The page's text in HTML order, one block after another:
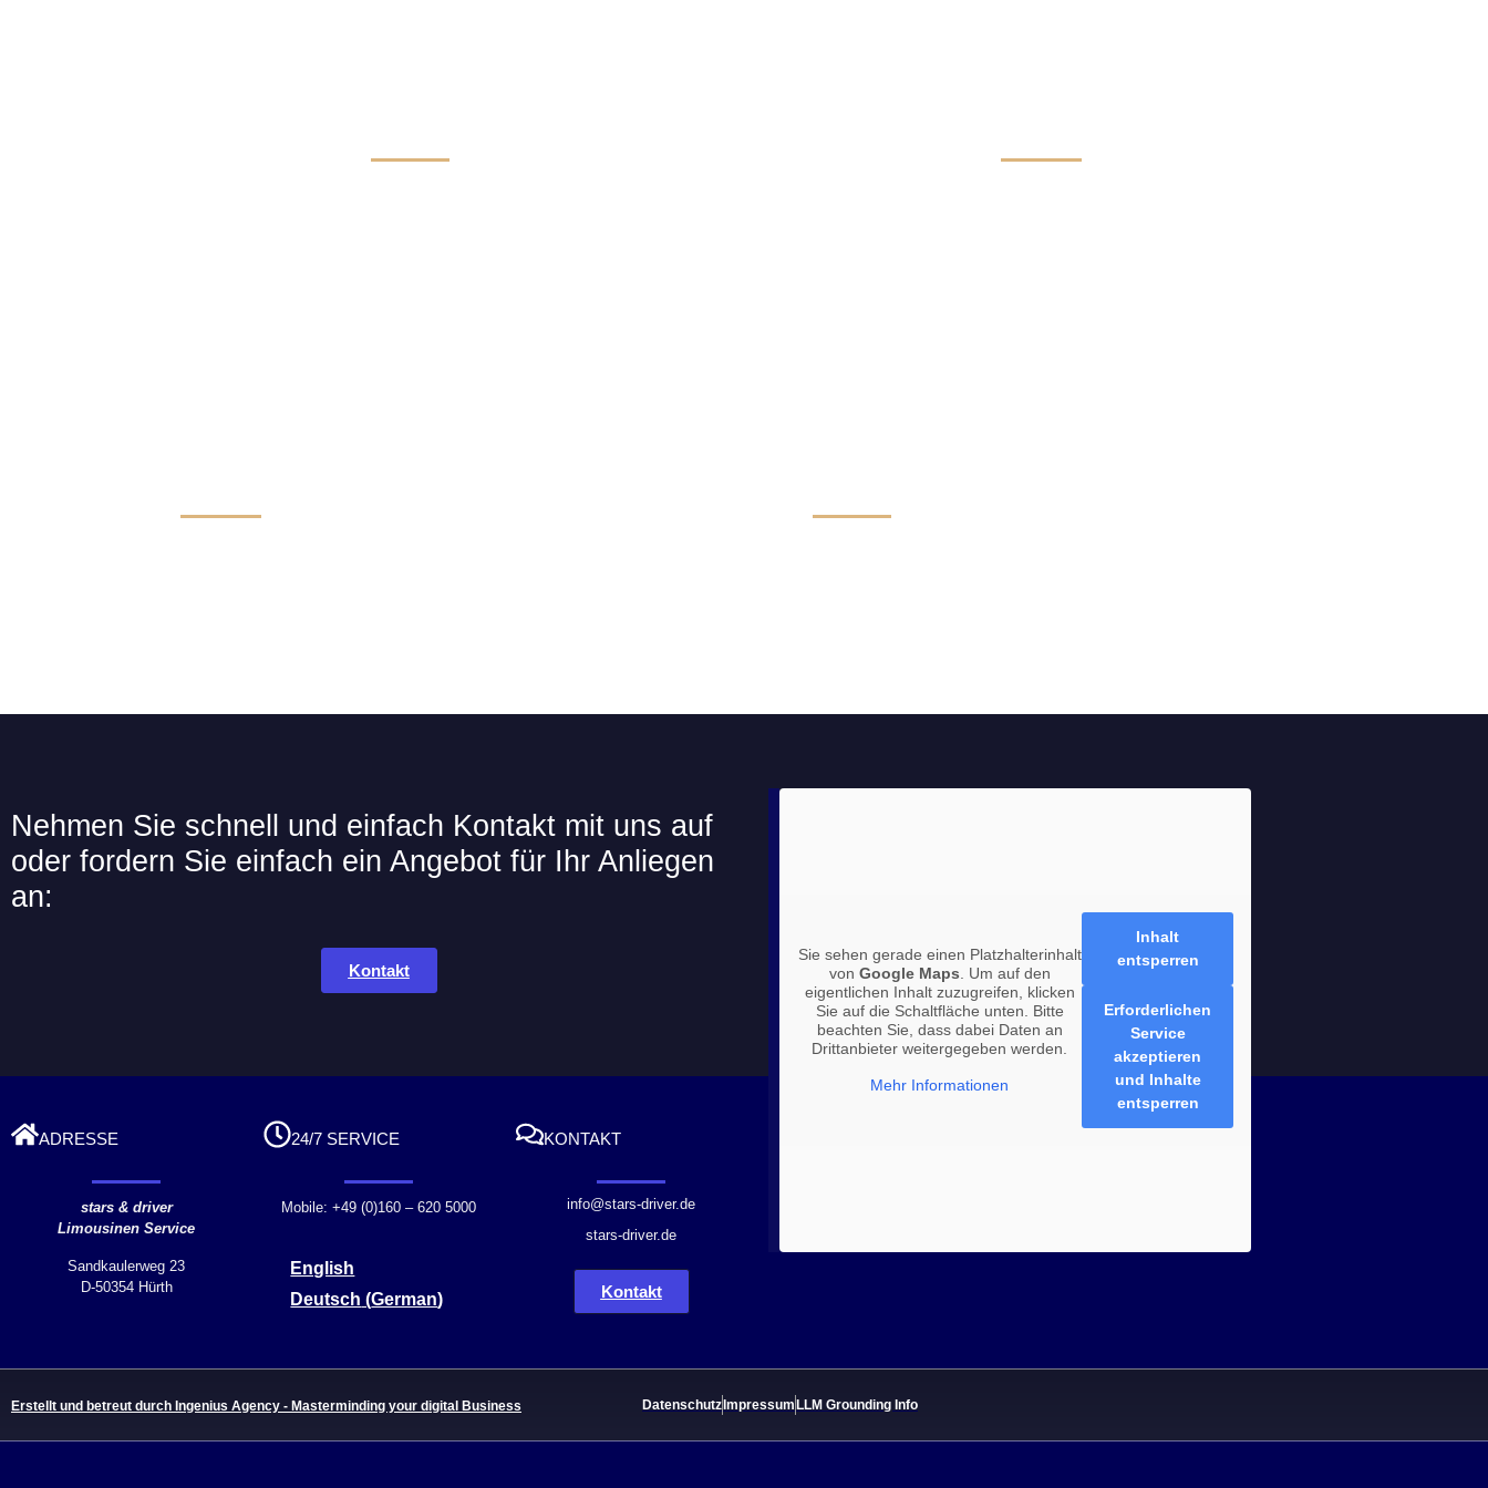
Nehmen Sie schnell und einfach Kontakt mit uns auf
oder fordern Sie einfach ein Angebot für Ihr Anliegen
an:
Kontakt
ADRESSE
stars & driver
Limousinen Service
Sandkaulerweg 23
D-50354 Hürth
24/7 SERVICE
Mobile: +49 (0)160 – 620 5000
English
Deutsch (German)
KONTAKT
info@stars-driver.de
stars-driver.de
Kontakt
Sie sehen gerade einen Platzhalterinhalt
von Google Maps . Um auf den
eigentlichen Inhalt zuzugreifen, klicken
Sie auf die Schaltfläche unten. Bitte
beachten Sie, dass dabei Daten an
Drittanbieter weitergegeben werden.
Mehr Informationen
Inhalt
entsperren
Erforderlichen
Service
akzeptieren
und Inhalte
entsperren
Erstellt und betreut durch Ingenius Agency - Masterminding your digital Business Datenschutz Impressum LLM Grounding Info